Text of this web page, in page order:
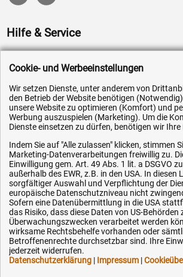
Hilfe & Service
Zahlungsarten
Service
AGB / Widerrufsrecht
Datenschutz
Impressum
Karriere
OEM-Ersatzteile
Technik-Hilfe
Downloads
Kontakt
Ihre Hytec-Hydraulik Vorteile
Cookie- und Werbeeinstellungen
Wir setzen Dienste, unter anderem von
den Betrieb der Website benötigen
unsere Website zu optimieren (Komfort) und
Werbung auszuspielen (Marketing). Um die
Dienste einsetzen zu dürfen, benötigen wir
Indem Sie auf "Alle zulassen" klicken, stimmen
Marketing-Datenverarbeitungen freiwillig zu.
Einwilligung gem. Art. 49 Abs. 1 lit. a DSGVO
außerhalb des EWR, z.B. in den USA. In
sorgfältiger Auswahl und Verpflichtung der
europäische Datenschutzniveau nicht
Sofern eine Datenübermittlung in die USA
das Risiko, dass diese Daten von US-Behörden
Überwachungszwecken verarbeitet werden
wirksame Rechtsbehelfe vorhanden oder
Betroffenenrechte durchsetzbar sind. Ihre
jederzeit widerrufen.
Datenschutzerklärung | Impressum |